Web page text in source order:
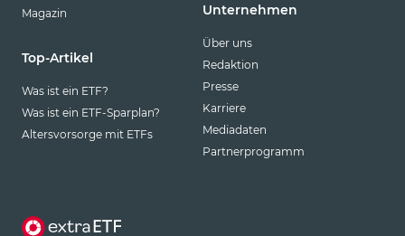
Magazin
Top-Artikel
Was ist ein ETF?
Was ist ein ETF-Sparplan?
Altersvorsorge mit ETFs
Unternehmen
Über uns
Redaktion
Presse
Karriere
Mediadaten
Partnerprogramm